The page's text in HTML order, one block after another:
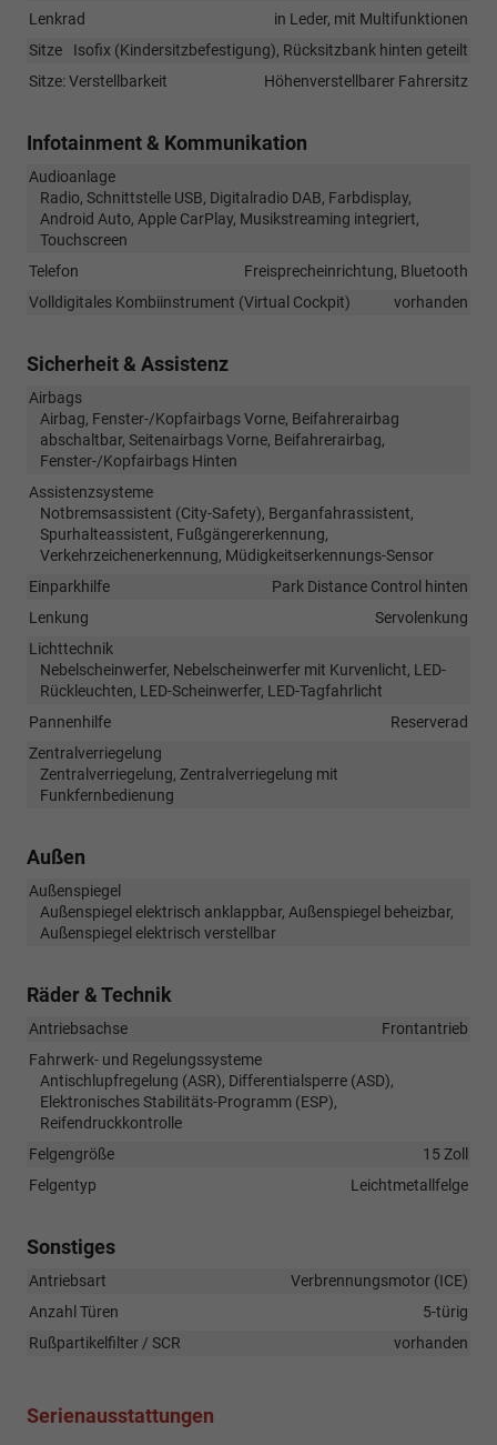
Lenkrad
in Leder, mit Multifunktionen
Sitze
Isofix (Kindersitzbefestigung), Rücksitzbank hinten geteilt
Sitze: Verstellbarkeit
Höhenverstellbarer Fahrersitz
Infotainment & Kommunikation
Audioanlage
Radio, Schnittstelle USB, Digitalradio DAB, Farbdisplay,
Android Auto, Apple CarPlay, Musikstreaming integriert,
Touchscreen
Telefon
Freisprecheinrichtung, Bluetooth
Volldigitales Kombiinstrument (Virtual Cockpit)
vorhanden
Sicherheit & Assistenz
Airbags
Airbag, Fenster-/Kopfairbags Vorne, Beifahrerairbag
abschaltbar, Seitenairbags Vorne, Beifahrerairbag,
Fenster-/Kopfairbags Hinten
Assistenzsysteme
Notbremsassistent (City-Safety), Berganfahrassistent,
Spurhalteassistent, Fußgängererkennung,
Verkehrzeichenerkennung, Müdigkeitserkennungs-Sensor
Einparkhilfe
Park Distance Control hinten
Lenkung
Servolenkung
Lichttechnik
Nebelscheinwerfer, Nebelscheinwerfer mit Kurvenlicht, LED-
Rückleuchten, LED-Scheinwerfer, LED-Tagfahrlicht
Pannenhilfe
Reserverad
Zentralverriegelung
Zentralverriegelung, Zentralverriegelung mit
Funkfernbedienung
Außen
Außenspiegel
Außenspiegel elektrisch anklappbar, Außenspiegel beheizbar,
Außenspiegel elektrisch verstellbar
Räder & Technik
Antriebsachse
Frontantrieb
Fahrwerk- und Regelungssysteme
Antischlupfregelung (ASR), Differentialsperre (ASD),
Elektronisches Stabilitäts-Programm (ESP),
Reifendruckkontrolle
Felgengröße
15 Zoll
Felgentyp
Leichtmetallfelge
Sonstiges
Antriebsart
Verbrennungsmotor (ICE)
Anzahl Türen
5-türig
Rußpartikelfilter / SCR
vorhanden
Serienausstattungen